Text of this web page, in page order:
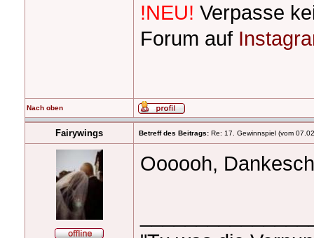
!NEU! Verpasse
Forum auf
Nach oben
Fairywings Betreff des Beitrags: Re: 17. Gewinnspiel (vom
Oooooh,